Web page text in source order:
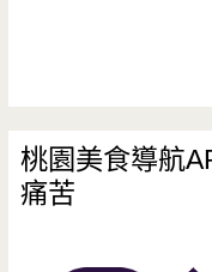
桃園美食導航
痛苦